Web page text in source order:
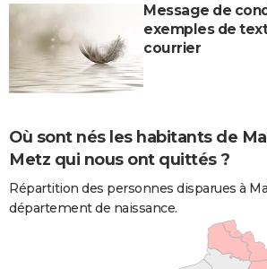
Message de
exemples de
courrier
Où sont nés les habitants de
Metz qui nous ont quittés ?
Répartition des personnes disparues à
département de naissance.